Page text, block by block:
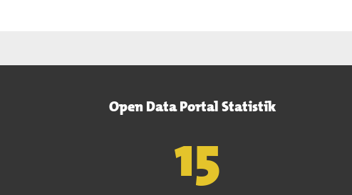
Open Data Portal Statistik
15